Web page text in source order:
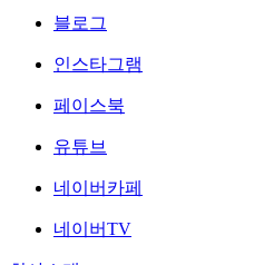
블로그
인스타그램
페이스북
유튜브
네이버카페
네이버TV